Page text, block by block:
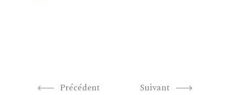
Précédent Suivant